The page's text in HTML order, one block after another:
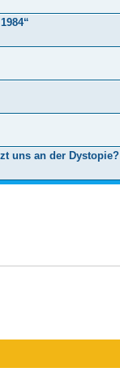
uns an der Dystopie?